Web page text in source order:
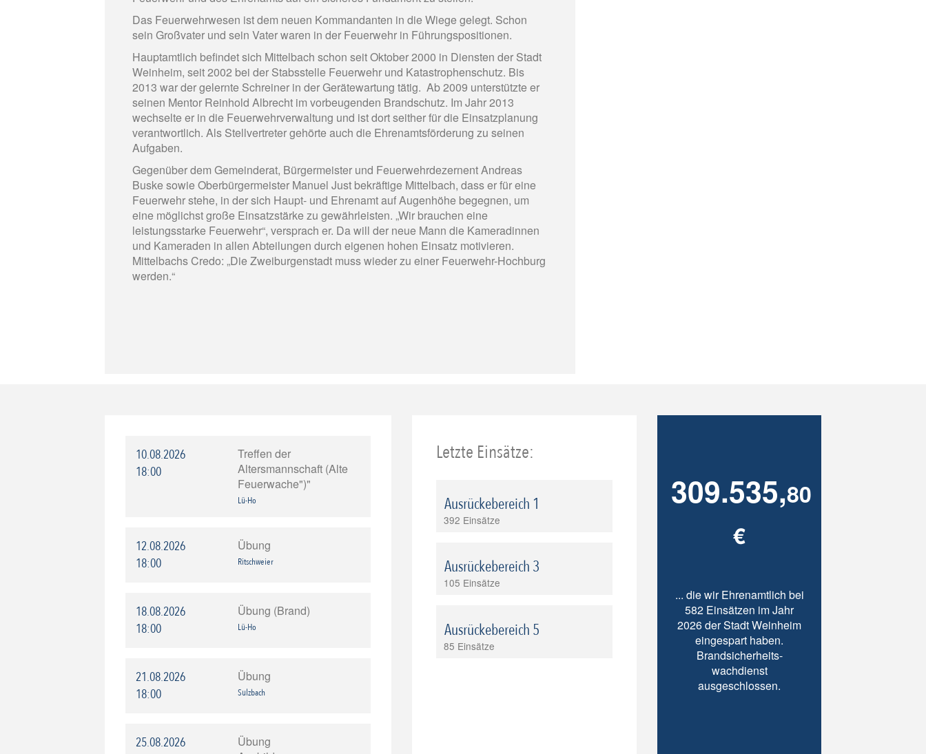
Das Feuerwehrwesen ist dem neuen Kommandanten in die Wiege gelegt. Schon
sein Großvater und sein Vater waren in der Feuerwehr in Führungspositionen.
Hauptamtlich befindet sich Mittelbach schon seit Oktober 2000 in Diensten der Stadt
Weinheim, seit 2002 bei der Stabsstelle Feuerwehr und Katastrophenschutz. Bis
2013 war der gelernte Schreiner in der Gerätewartung tätig. Ab 2009 unterstützte er
seinen Mentor Reinhold Albrecht im vorbeugenden Brandschutz. Im Jahr 2013
wechselte er in die Feuerwehrverwaltung und ist dort seither für die Einsatzplanung
verantwortlich. Als Stellvertreter gehörte auch die Ehrenamtsförderung zu seinen
Aufgaben.
Gegenüber dem Gemeinderat, Bürgermeister und Feuerwehrdezernent Andreas
Buske sowie Oberbürgermeister Manuel Just bekräftige Mittelbach, dass er für eine
Feuerwehr stehe, in der sich Haupt- und Ehrenamt auf Augenhöhe begegnen, um
eine möglichst große Einsatzstärke zu gewährleisten. „Wir brauchen eine
leistungsstarke Feuerwehr“, versprach er. Da will der neue Mann die Kameradinnen
und Kameraden in allen Abteilungen durch eigenen hohen Einsatz motivieren.
Mittelbachs Credo: „Die Zweiburgenstadt muss wieder zu einer Feuerwehr-Hochburg
werden.“
10.08.2026
18:00
Treffen der
Altersmannschaft (Alte
Feuerwache")"
Lü-Ho
12.08.2026
18:00
Übung
Ritschweier
18.08.2026
18:00
Übung (Brand)
Lü-Ho
21.08.2026
18:00
Übung
Sulzbach
25.08.2026
Übung
Letzte Einsätze:
Ausrückebereich 1
392 Einsätze
Ausrückebereich 3
105 Einsätze
Ausrückebereich 5
85 Einsätze
309.535,80
€
... die wir Ehrenamtlich bei
582 Einsätzen im Jahr
2026 der Stadt Weinheim
eingespart haben.
Brandsicherheits-
wachdienst
ausgeschlossen.